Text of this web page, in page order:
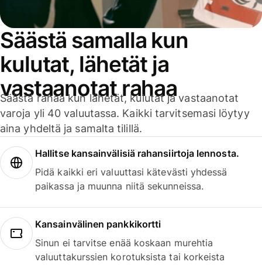
Säästä samalla kun
kulutat, lähetät ja
vastaanotat rahaa
Säästä rahaa kun lähetät, kulutat ja vastaanotat
varoja yli 40 valuutassa. Kaikki tarvitsemasi löytyy
aina yhdeltä ja samalta tilillä.
Hallitse kansainvälisiä rahansiirtoja lennosta.
Pidä kaikki eri valuuttasi kätevästi yhdessä
paikassa ja muunna niitä sekunneissa.
Kansainvälinen pankkikortti
Sinun ei tarvitse enää koskaan murehtia
valuuttakurssien korotuksista tai korkeista